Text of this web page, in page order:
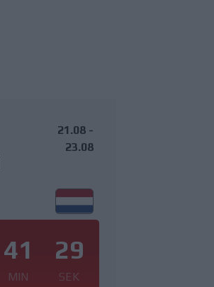
21.08 -
23.08
41
MIN
28
SEK